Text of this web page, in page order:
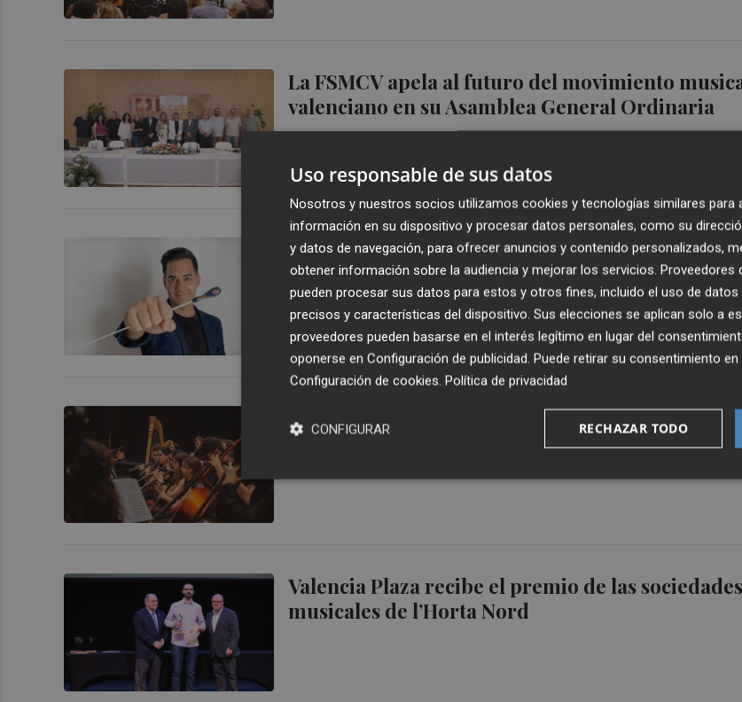
La FSMCV apela al futuro del movimiento
valenciano en su Asamblea General Ordinaria
Sergio Díaz García, nuevo director de la Joven
Sinfónica de la FSMCV
La Joven Orquesta Sinfónica de la FSMCV
Comunitat con ‘Pinceladas de Ravel’
Valencia Plaza recibe el premio de las sociedades
musicales de l’Horta Nord
Uso responsable de sus datos
Nosotros y nuestros socios utilizamos cookies y tecnologías similares para
información en su dispositivo y procesar datos personales, como su
y datos de navegación, para ofrecer anuncios y contenido personalizados,
obtener información sobre la audiencia y mejorar los servicios. Proveedores
pueden procesar sus datos para estos y otros fines, incluido el uso de
precisos y características del dispositivo. Sus elecciones se aplican solo a
proveedores pueden basarse en el interés legítimo en lugar del
oponerse en Configuración de publicidad. Puede retirar su consentimiento
Configuración de cookies. Política de privacidad
RECHAZAR TODO
CONFIGURAR